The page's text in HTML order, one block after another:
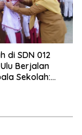
di SDN 012
Berjalan
Sekolah: